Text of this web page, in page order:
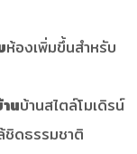
ห้องเพิ่มขึ้นสำหรับ
นบ้านสไตล์โมเดิรน์
ชิดธรรมชาติ